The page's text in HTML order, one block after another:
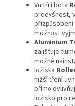
Vnitřní bota
prodyšnost,
přizpůsobení
možnost
Aluminium
zajišťuje
možné
ložiska
nižší tření
přímo
ložisko pro